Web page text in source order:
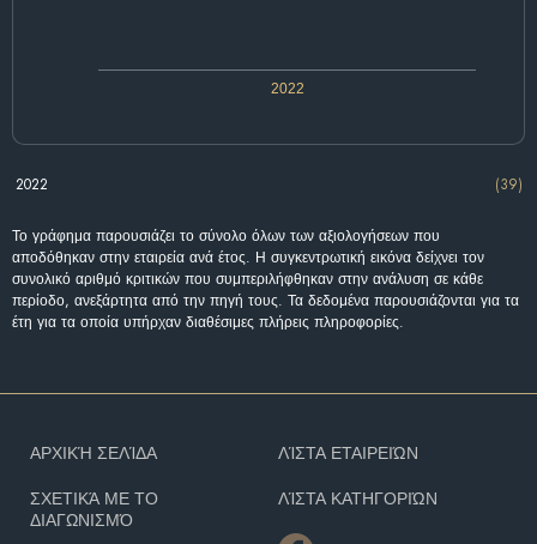
2022
2022 (39)
Το γράφημα παρουσιάζει το σύνολο όλων των αξιολογήσεων που
αποδόθηκαν στην εταιρεία ανά έτος. Η συγκεντρωτική εικόνα δείχνει τον
συνολικό αριθμό κριτικών που συμπεριλήφθηκαν στην ανάλυση σε κάθε
περίοδο, ανεξάρτητα από την πηγή τους. Τα δεδομένα παρουσιάζονται για τα
έτη για τα οποία υπήρχαν διαθέσιμες πλήρεις πληροφορίες.
ΑΡΧΙΚΉ ΣΕΛΊΔΑ
ΣΧΕΤΙΚΆ ΜΕ ΤΟ
ΔΙΑΓΩΝΙΣΜΌ
ΛΊΣΤΑ ΕΤΑΙΡΕΙΏΝ
ΛΊΣΤΑ ΚΑΤΗΓΟΡΙΏΝ